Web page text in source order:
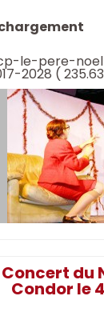
le-pere-
2028 (
Concert du
Condor le